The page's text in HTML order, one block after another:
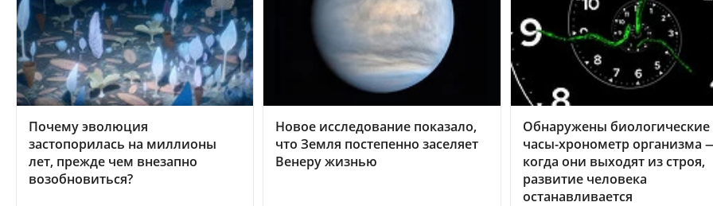
Почему эволюция
застопорилась на миллионы
лет, прежде чем внезапно
возобновиться?
Новое исследование показало,
что Земля постепенно заселяет
Венеру жизнью
Обнаружены биологические
часы-хронометр организма
когда они выходят из строя,
развитие человека
останавливается